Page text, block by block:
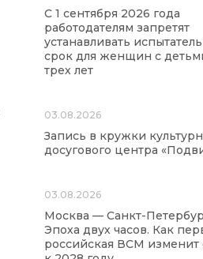
С 1 сентября 2026 года
работодателям запретят
устанавливать
срок для женщин с
трех лет
03.08.2026
Запись в кружки
досугового центра
03.08.2026
Москва — Санкт-
Эпоха двух часов. Как
российская ВСМ изменит